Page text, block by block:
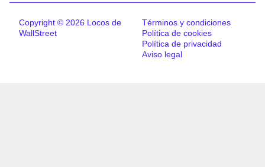
Copyright © 2026 Locos de
WallStreet
Términos y condiciones
Política de cookies
Política de privacidad
Aviso legal